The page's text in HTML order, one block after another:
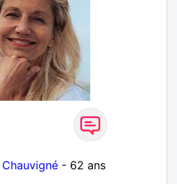
- 62 ans